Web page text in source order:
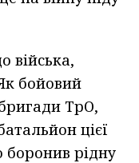
війська,
бойовий
ТрО,
цієї
рідну